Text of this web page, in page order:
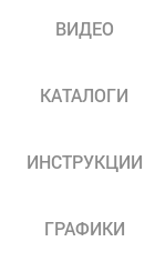
ВИДЕО
КАТАЛОГИ
ИНСТРУКЦИИ
ГРАФИКИ